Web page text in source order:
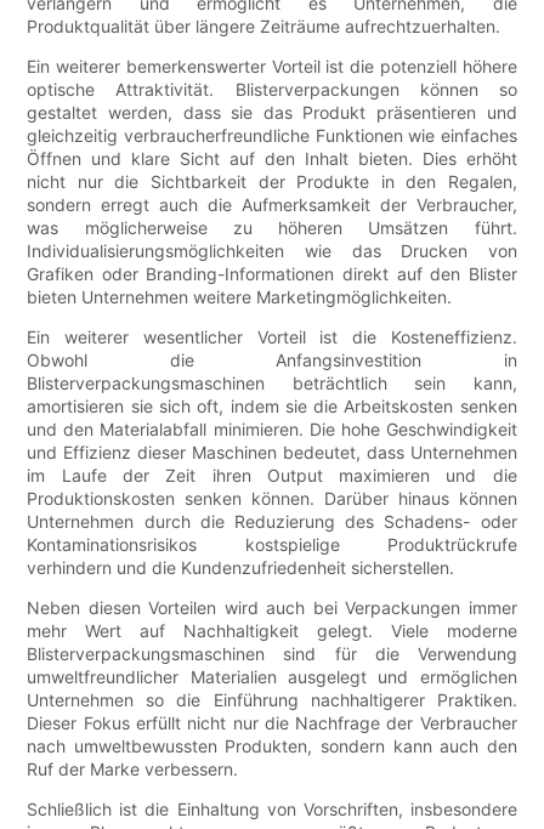
Produktqualität über längere Zeiträume aufrechtzuerhalten.
Ein weiterer bemerkenswerter Vorteil ist die potenziell höhere
optische Attraktivität. Blisterverpackungen können so
gestaltet werden, dass sie das Produkt präsentieren und
gleichzeitig verbraucherfreundliche Funktionen wie einfaches
Öffnen und klare Sicht auf den Inhalt bieten. Dies erhöht
nicht nur die Sichtbarkeit der Produkte in den Regalen,
sondern erregt auch die Aufmerksamkeit der Verbraucher,
was möglicherweise zu höheren Umsätzen führt.
Individualisierungsmöglichkeiten wie das Drucken von
Grafiken oder Branding-Informationen direkt auf den Blister
bieten Unternehmen weitere Marketingmöglichkeiten.
Ein weiterer wesentlicher Vorteil ist die Kosteneffizienz.
Obwohl die Anfangsinvestition in
Blisterverpackungsmaschinen beträchtlich sein kann,
amortisieren sie sich oft, indem sie die Arbeitskosten senken
und den Materialabfall minimieren. Die hohe Geschwindigkeit
und Effizienz dieser Maschinen bedeutet, dass Unternehmen
im Laufe der Zeit ihren Output maximieren und die
Produktionskosten senken können. Darüber hinaus können
Unternehmen durch die Reduzierung des Schadens- oder
Kontaminationsrisikos kostspielige Produktrückrufe
verhindern und die Kundenzufriedenheit sicherstellen.
Neben diesen Vorteilen wird auch bei Verpackungen immer
mehr Wert auf Nachhaltigkeit gelegt. Viele moderne
Blisterverpackungsmaschinen sind für die Verwendung
umweltfreundlicher Materialien ausgelegt und ermöglichen
Unternehmen so die Einführung nachhaltigerer Praktiken.
Dieser Fokus erfüllt nicht nur die Nachfrage der Verbraucher
nach umweltbewussten Produkten, sondern kann auch den
Ruf der Marke verbessern.
Schließlich ist die Einhaltung von Vorschriften, insbesondere